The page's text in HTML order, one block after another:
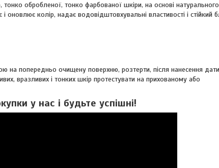
обробленої, тонко фарбованої шкіри, на основі натурального
колір, надає водовідштовхувальні властивості і стійкий
на попередньо очищену поверхню, розтерти, після нанесення дати
вразливих і тонких шкір протестувати на прихованому або
у нас і будьте успішні!